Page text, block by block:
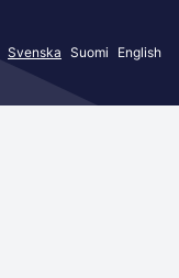
Svenska Suomi English